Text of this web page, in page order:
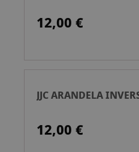
12,00 €
JJC ARANDELA
12,00 €